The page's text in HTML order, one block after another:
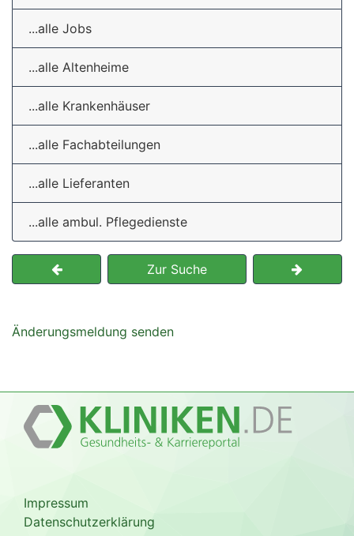
...alle Jobs
...alle Altenheime
...alle Krankenhäuser
...alle Fachabteilungen
...alle Lieferanten
...alle ambul. Pflegedienste
Zur Suche
Änderungsmeldung senden
Impressum
Datenschutzerklärung